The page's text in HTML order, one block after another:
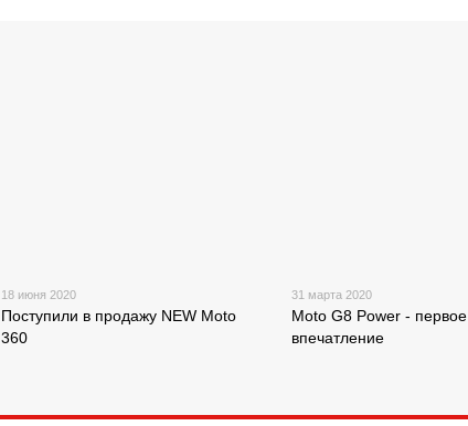
18 июня 2020
Поступили в продажу NEW Moto
360
31 марта 2020
Moto G8 Power - первое
впечатление